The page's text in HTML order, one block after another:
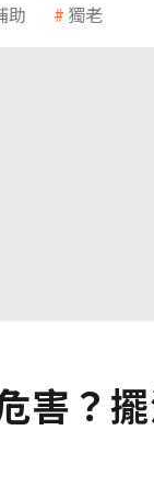
助 獨老
害？